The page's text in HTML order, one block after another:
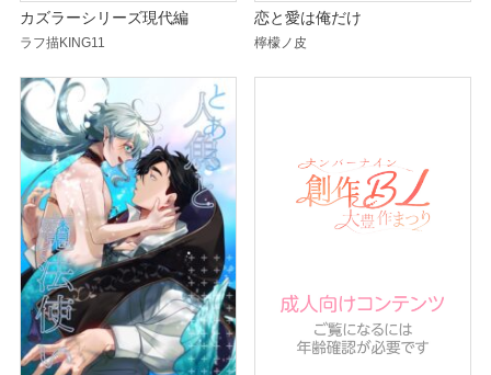
カズラーシリーズ現代編
ラフ描KING11
恋と愛は俺だけ
檸檬ノ皮